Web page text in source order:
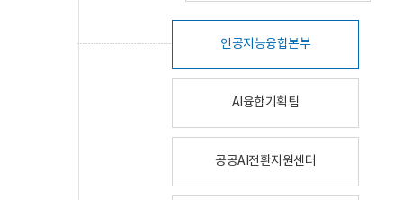
인공지능융합본부
AI융합기획팀
공공AI전환지원센터